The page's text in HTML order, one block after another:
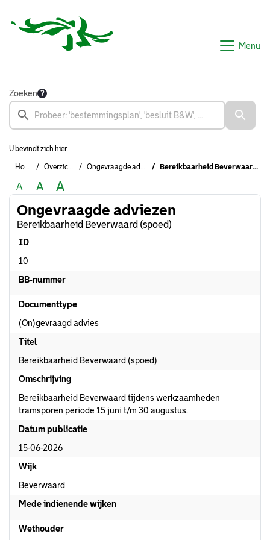
Menu
Zoeken
U bevindt zich hier:
Home Overzichten Ongevraagde adviezen Bereikbaarheid Beverwaard (spoed)
A A A
Ongevraagde adviezen
Bereikbaarheid Beverwaard (spoed)
ID
10
BB-nummer
Documenttype
(On)gevraagd advies
Titel
Bereikbaarheid Beverwaard (spoed)
Omschrijving
Bereikbaarheid Beverwaard tijdens werkzaamheden
tramsporen periode 15 juni t/m 30 augustus.
Datum publicatie
15-06-2026
Wijk
Beverwaard
Mede indienende wijken
Wethouder